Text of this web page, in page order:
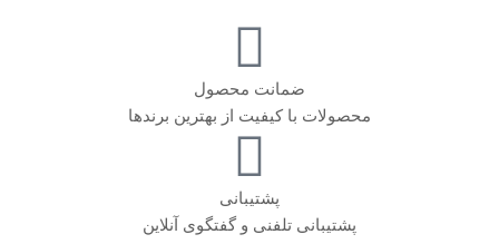
ضمانت محصول
محصولات با کیفیت از بهترین برندها
پشتیبانی
پشتیبانی تلفنی و گفتگوی آنلاین